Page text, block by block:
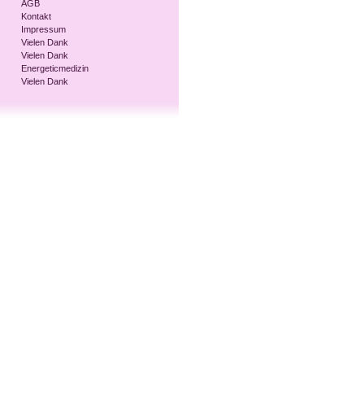
AGB
Kontakt
Impressum
Vielen Dank
Vielen Dank
Energeticmedizin
Vielen Dank